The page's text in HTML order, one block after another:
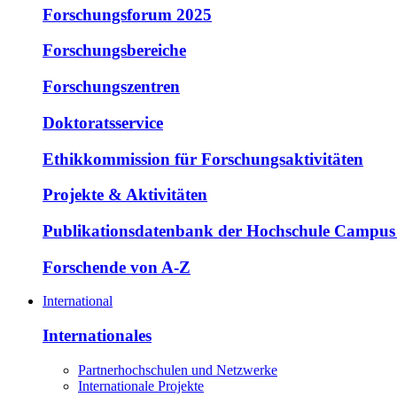
Forschungsforum 2025
Forschungsbereiche
Forschungszentren
Doktoratsservice
Ethikkommission für Forschungsaktivitäten
Projekte & Aktivitäten
Publikationsdatenbank der Hochschule
Forschende von A-Z
International
Internationales
Partnerhochschulen und Netzwerke
Internationale Projekte